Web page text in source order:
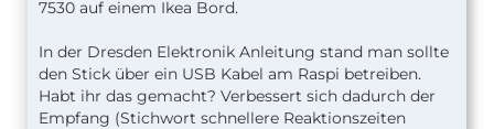
7530 auf einem Ikea Bord.
In der Dresden Elektronik Anleitung stand man sollte
den Stick über ein USB Kabel am Raspi betreiben.
Habt ihr das gemacht? Verbessert sich dadurch der
Empfang (Stichwort schnellere Reaktionszeiten